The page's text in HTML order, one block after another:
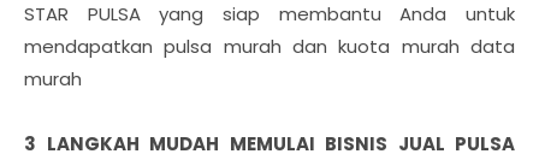
STAR PULSA yang siap membantu Anda untuk
mendapatkan pulsa murah dan kuota murah data
murah
3 LANGKAH MUDAH MEMULAI BISNIS JUAL PULSA